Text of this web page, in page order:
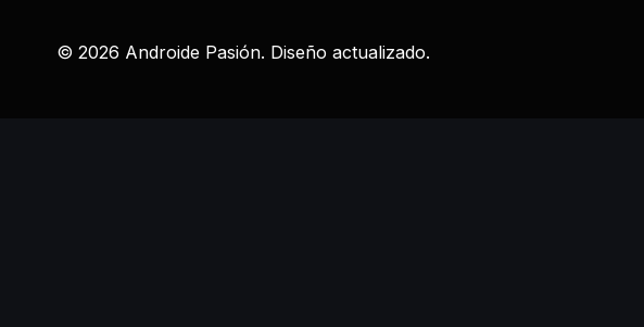
© 2026 Androide Pasión. Diseño actualizado.